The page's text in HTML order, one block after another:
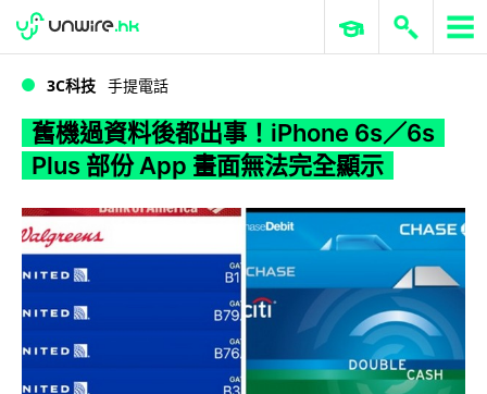
WWDC 2026 ERP 與商業 AI
3C科技 手提電話
舊機過資料後都出事！iPhone 6s／6s
Plus 部份 App 畫面無法完全顯示